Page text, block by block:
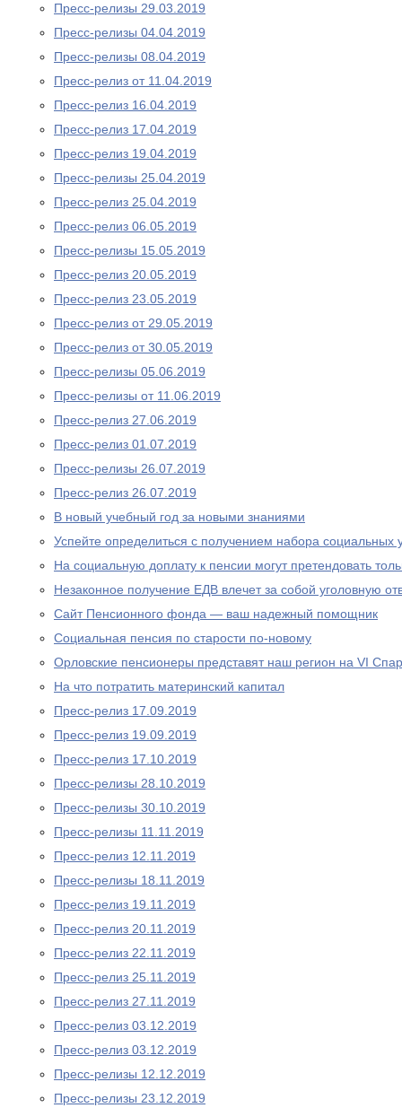
Пресс-релизы 29.03.2019
Пресс-релизы 04.04.2019
Пресс-релизы 08.04.2019
Пресс-релиз от 11.04.2019
Пресс-релиз 16.04.2019
Пресс-релиз 17.04.2019
Пресс-релиз 19.04.2019
Пресс-релизы 25.04.2019
Пресс-релиз 25.04.2019
Пресс-релиз 06.05.2019
Пресс-релизы 15.05.2019
Пресс-релиз 20.05.2019
Пресс-релиз 23.05.2019
Пресс-релиз от 29.05.2019
Пресс-релиз от 30.05.2019
Пресс-релизы 05.06.2019
Пресс-релизы от 11.06.2019
Пресс-релиз 27.06.2019
Пресс-релиз 01.07.2019
Пресс-релизы 26.07.2019
Пресс-релиз 26.07.2019
В новый учебный год за новыми знаниями
Успейте определиться с получением набора социальных
На социальную доплату к пенсии могут претендовать
Незаконное получение ЕДВ влечет за собой уголовную
Сайт Пенсионного фонда — ваш надежный помощник
Социальная пенсия по старости по-новому
Орловские пенсионеры представят наш регион на VI
На что потратить материнский капитал
Пресс-релиз 17.09.2019
Пресс-релиз 19.09.2019
Пресс-релиз 17.10.2019
Пресс-релизы 28.10.2019
Пресс-релизы 30.10.2019
Пресс-релизы 11.11.2019
Пресс-релиз 12.11.2019
Пресс-релизы 18.11.2019
Пресс-релиз 19.11.2019
Пресс-релиз 20.11.2019
Пресс-релиз 22.11.2019
Пресс-релиз 25.11.2019
Пресс-релиз 27.11.2019
Пресс-релиз 03.12.2019
Пресс-релиз 03.12.2019
Пресс-релизы 12.12.2019
Пресс-релизы 23.12.2019